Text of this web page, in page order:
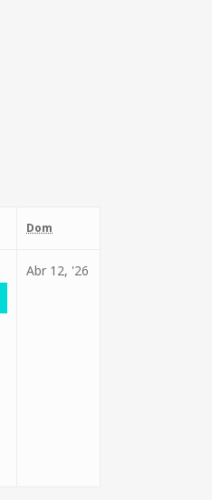
Dom
Abr 12, '26